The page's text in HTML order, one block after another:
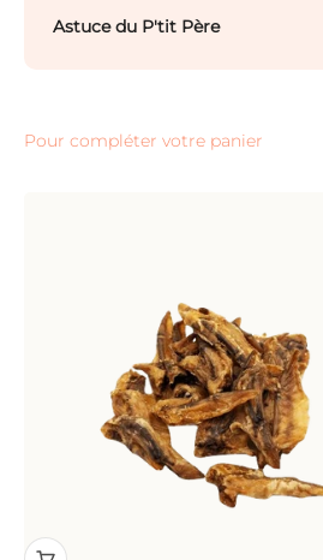
Astuce du P'tit Père